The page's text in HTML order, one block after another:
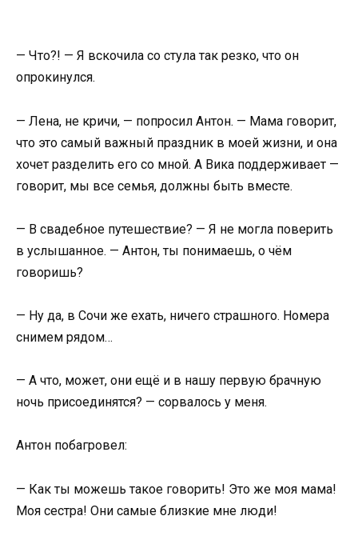
— Что?! — Я вскочила со стула так резко, что он
опрокинулся.
— Лена, не кричи, — попросил Антон. — Мама говорит,
что это самый важный праздник в моей жизни, и она
хочет разделить его со мной. А Вика поддерживает —
говорит, мы все семья, должны быть вместе.
— В свадебное путешествие? — Я не могла поверить
в услышанное. — Антон, ты понимаешь, о чём
говоришь?
— Ну да, в Сочи же ехать, ничего страшного. Номера
снимем рядом…
— А что, может, они ещё и в нашу первую брачную
ночь присоединятся? — сорвалось у меня.
Антон побагровел:
— Как ты можешь такое говорить! Это же моя мама!
Моя сестра! Они самые близкие мне люди!